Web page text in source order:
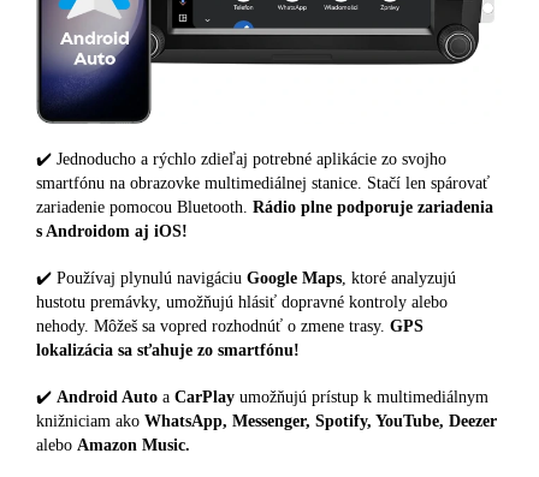
✔️ Jednoducho a rýchlo zdieľaj potrebné aplikácie zo svojho
smartfónu na obrazovke multimediálnej stanice. Stačí len spárovať
zariadenie pomocou Bluetooth. Rádio plne podporuje zariadenia
s Androidom aj iOS!
✔️ Používaj plynulú navigáciu Google Maps, ktoré analyzujú
hustotu premávky, umožňujú hlásiť dopravné kontroly alebo
nehody. Môžeš sa vopred rozhodnúť o zmene trasy. GPS
lokalizácia sa sťahuje zo smartfónu!
✔️ Android Auto a CarPlay umožňujú prístup k multimediálnym
knižniciam ako WhatsApp, Messenger, Spotify, YouTube, Deezer
alebo Amazon Music.